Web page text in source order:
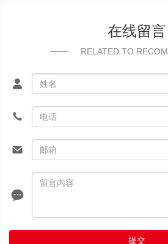
在线留言
RELATED TO
提交